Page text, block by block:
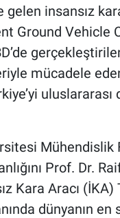
gelen insansız
Ground Vehicle
mücadele
Prof. Dr.
Kara Aracı (İKA)
dünyanın en